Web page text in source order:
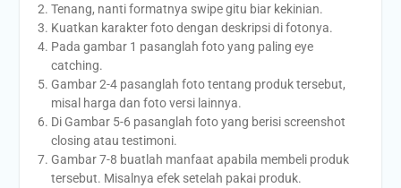
Tenang, nanti formatnya swipe gitu biar kekinian.
Kuatkan karakter foto dengan deskripsi di fotonya.
Pada gambar 1 pasanglah foto yang paling eye
catching.
Gambar 2-4 pasanglah foto tentang produk tersebut,
misal harga dan foto versi lainnya.
Di Gambar 5-6 pasanglah foto yang berisi screenshot
closing atau testimoni.
Gambar 7-8 buatlah manfaat apabila membeli produk
tersebut. Misalnya efek setelah pakai produk.